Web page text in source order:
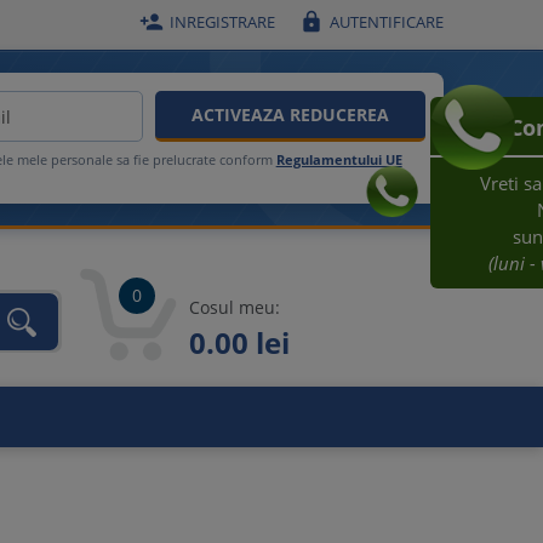
 INREGISTRARE  AUTENTIFICARE
ACTIVEAZA REDUCEREA
mele personale sa fie prelucrate conform Regulamentului UE
0
Cosul meu:
0.00 lei
Comanda telefonica
Vreti sa comandati prin telefon?
Nimic mai simplu:
sunati la021 209 45 12